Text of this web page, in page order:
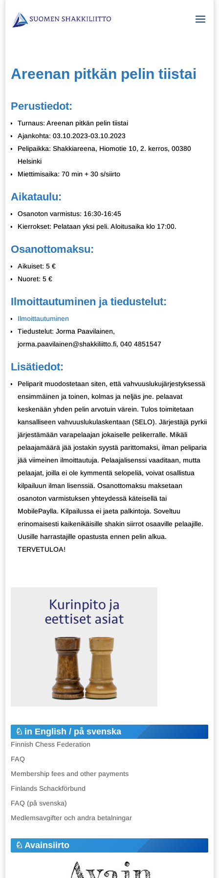
Areenan pitkän pelin tiistai
Perustiedot:
Turnaus: Areenan pitkän pelin tiistai
Ajankohta: 03.10.2023-03.10.2023
Pelipaikka: Shakkiareena, Hiomotie 10, 2. kerros, 00380
Helsinki
Miettimisaika: 70 min + 30 s/siirto
Aikataulu:
Osanoton varmistus: 16:30-16:45
Kierrokset: Pelataan yksi peli. Aloitusaika klo 17:00.
Osanottomaksu:
Aikuiset: 5 €
Nuoret: 5 €
Ilmoittautuminen ja tiedustelut:
Ilmoittautuminen
Tiedustelut: Jorma Paavilainen,
jorma.paavilainen@shakkiliitto.fi, 040 4851547
Lisätiedot:
Peliparit muodostetaan siten, että vahvuuslukujärjestyksessä
ensimmäinen ja toinen, kolmas ja neljäs jne. pelaavat
keskenään yhden pelin arvotuin värein. Tulos toimitetaan
kansalliseen vahvuuslukulaskentaan (SELO). Järjestäjä pyrkii
järjestämään varapelaajan jokaiselle pelikerralle. Mikäli
pelaajamäärä jää jostakin syystä parittomaksi, ilman peliparia
jää viimeinen ilmoittautuja. Pelaajalisenssi vaaditaan, mutta
pelaajat, joilla ei ole kymmentä selopeliä, voivat osallistua
kilpailuun ilman lisenssiä. Osanottomaksu maksetaan
osanoton varmistuksen yhteydessä käteisellä tai
MobilePaylla. Kilpailussa ei jaeta palkintoja. Soveltuu
erinomaisesti kaikenikäisille shakin siirrot osaaville pelaajille.
Uusille harrastajille opastusta ennen pelin alkua.
TERVETULOA!
in English / på svenska
Finnish Chess Federation
FAQ
Membership fees and other payments
Finlands Schackförbund
FAQ (på svenska)
Medlemsavgifter och andra betalningar
Avainsiirto